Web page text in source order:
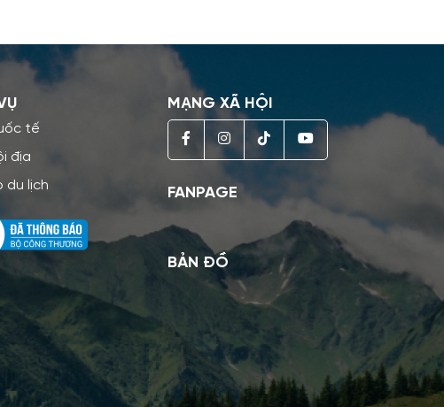
tế
địa
du lịch
MẠNG XÃ HỘI
FANPAGE
BẢN ĐỒ